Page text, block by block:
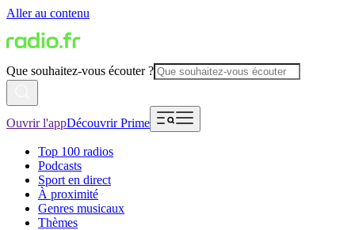
Aller au contenu
Que souhaitez-vous écouter ?
Ouvrir l'appDécouvrir Prime
Top 100 radios
Podcasts
Sport en direct
À proximité
Genres musicaux
Thèmes